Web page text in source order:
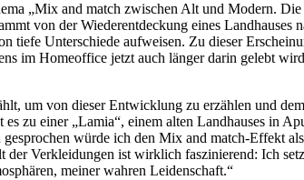
„Mix and match zwischen Alt und Modern.
von der Wiederentdeckung eines
Unterschiede aufweisen. Zu dieser
im Homeoffice jetzt auch länger darin gelebt
um von dieser Entwicklung zu erzählen und
zu einer „Lamia“, einem alten Landhauses in
würde ich den Mix and match-Effekt
Verkleidungen ist wirklich faszinierend: Ich
meiner wahren Leidenschaft.“